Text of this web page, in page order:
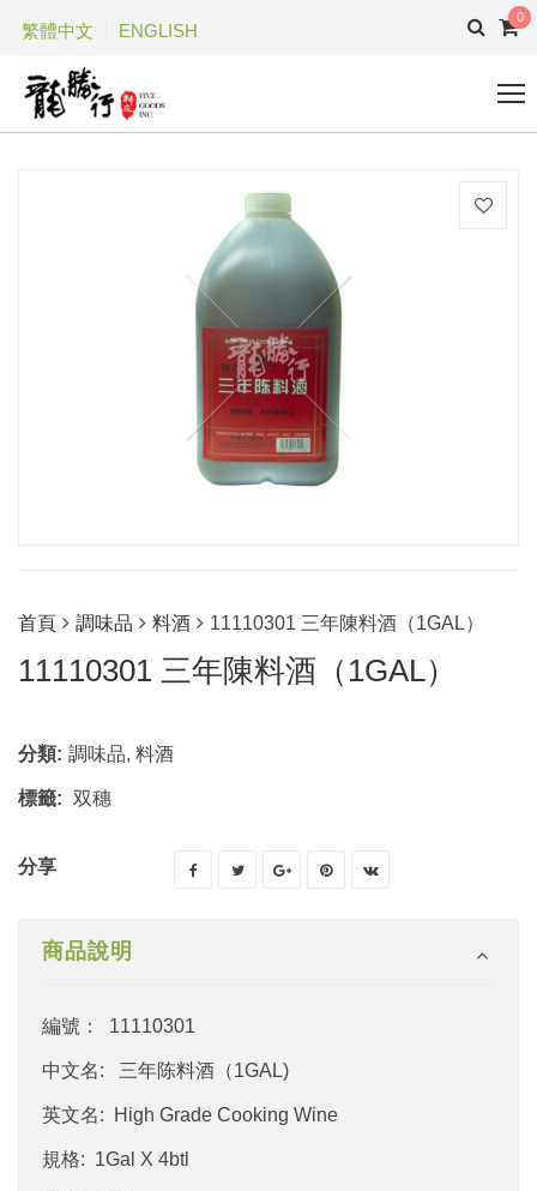
繁體中文 ENGLISH
0
首頁 調味品 料酒 11110301 三年陳料酒（1GAL）
11110301 三年陳料酒（1GAL）
分類: 調味品, 料酒
標籤: 双穗
分享
商品說明
編號： 11110301
中文名: 三年陈料酒（1GAL)
英文名: High Grade Cooking Wine
規格: 1Gal X 4btl